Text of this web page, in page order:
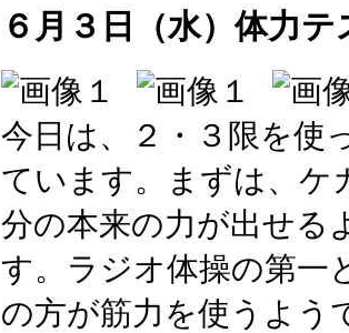
６月３日（水）体力テ
今日は、２・３限を使
ています。まずは、ケ
分の本来の力が出せる
す。ラジオ体操の第一
の方が筋力を使うよう